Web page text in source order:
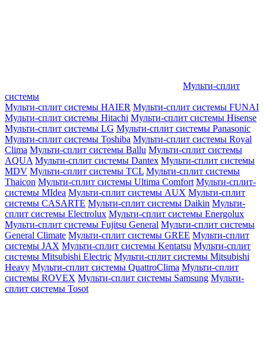
Мульти-сплит
системы
Мульти-сплит системы HAIER Мульти-сплит системы FUNAI
Мульти-сплит системы Hitachi Мульти-сплит системы Hisense
Мульти-сплит системы LG Мульти-сплит системы Panasonic
Мульти-сплит системы Toshiba Мульти-сплит системы Royal
Clima Мульти-сплит системы Ballu Мульти-сплит системы
AQUA Мульти-сплит системы Dantex Мульти-сплит системы
MDV Мульти-сплит системы TCL Мульти-сплит системы
Thaicon Мульти-сплит системы Ultima Comfort Мульти-сплит-
системы MIdea Мульти-сплит системы AUX Мульти-сплит
системы CASARTE Мульти-сплит системы Daikin Мульти-
сплит системы Electrolux Мульти-сплит системы Energolux
Мульти-сплит системы Fujitsu General Мульти-сплит системы
General Climate Мульти-сплит системы GREE Мульти-сплит
системы JAX Мульти-сплит системы Kentatsu Мульти-сплит
системы Mitsubishi Electric Мульти-сплит системы Mitsubishi
Heavy Мульти-сплит системы QuattroClima Мульти-сплит
системы ROVEX Мульти-сплит системы Samsung Мульти-
сплит системы Tosot